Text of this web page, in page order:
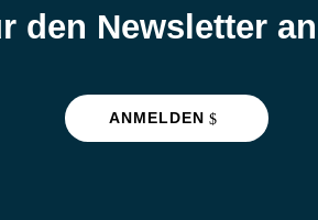
den Newsletter
ANMELDEN